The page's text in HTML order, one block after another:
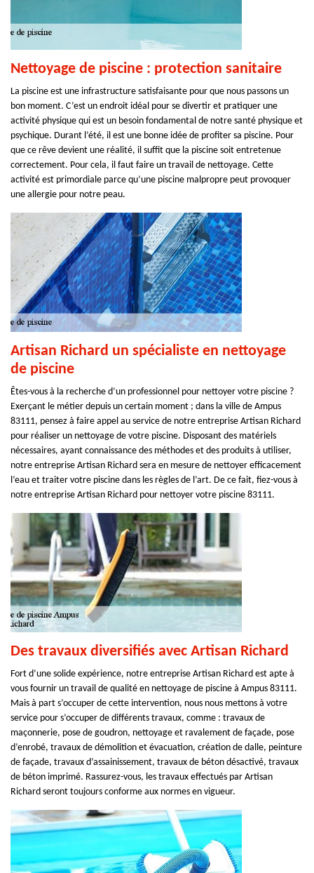
Nettoyage de piscine : protection sanitaire
La piscine est une infrastructure satisfaisante pour que nous passons un
bon moment. C’est un endroit idéal pour se divertir et pratiquer une
activité physique qui est un besoin fondamental de notre santé physique et
psychique. Durant l’été, il est une bonne idée de profiter sa piscine. Pour
que ce rêve devient une réalité, il suffit que la piscine soit entretenue
correctement. Pour cela, il faut faire un travail de nettoyage. Cette
activité est primordiale parce qu’une piscine malpropre peut provoquer
une allergie pour notre peau.
Artisan Richard un spécialiste en nettoyage
de piscine
Êtes-vous à la recherche d’un professionnel pour nettoyer votre piscine ?
Exerçant le métier depuis un certain moment ; dans la ville de Ampus
83111, pensez à faire appel au service de notre entreprise Artisan Richard
pour réaliser un nettoyage de votre piscine. Disposant des matériels
nécessaires, ayant connaissance des méthodes et des produits à utiliser,
notre entreprise Artisan Richard sera en mesure de nettoyer efficacement
l’eau et traiter votre piscine dans les règles de l’art. De ce fait, fiez-vous à
notre entreprise Artisan Richard pour nettoyer votre piscine 83111.
Des travaux diversifiés avec Artisan Richard
Fort d’une solide expérience, notre entreprise Artisan Richard est apte à
vous fournir un travail de qualité en nettoyage de piscine à Ampus 83111.
Mais à part s’occuper de cette intervention, nous nous mettons à votre
service pour s’occuper de différents travaux, comme : travaux de
maçonnerie, pose de goudron, nettoyage et ravalement de façade, pose
d’enrobé, travaux de démolition et évacuation, création de dalle, peinture
de façade, travaux d’assainissement, travaux de béton désactivé, travaux
de béton imprimé. Rassurez-vous, les travaux effectués par Artisan
Richard seront toujours conforme aux normes en vigueur.